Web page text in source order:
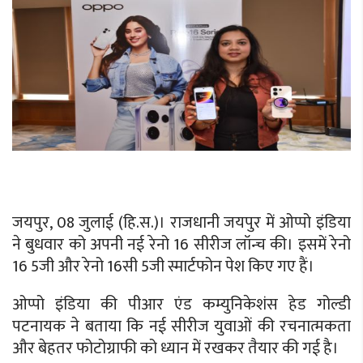
जयपुर, 08 जुलाई (हि.स.)। राजधानी जयपुर में ओप्पो इंडिया
ने बुधवार को अपनी नई रेनो 16 सीरीज लॉन्च की। इसमें रेनो
16 5जी और रेनो 16सी 5जी स्मार्टफोन पेश किए गए हैं।
ओप्पो इंडिया की पीआर एंड कम्युनिकेशंस हेड गोल्डी
पटनायक ने बताया कि नई सीरीज युवाओं की रचनात्मकता
और बेहतर फोटोग्राफी को ध्यान में रखकर तैयार की गई है।